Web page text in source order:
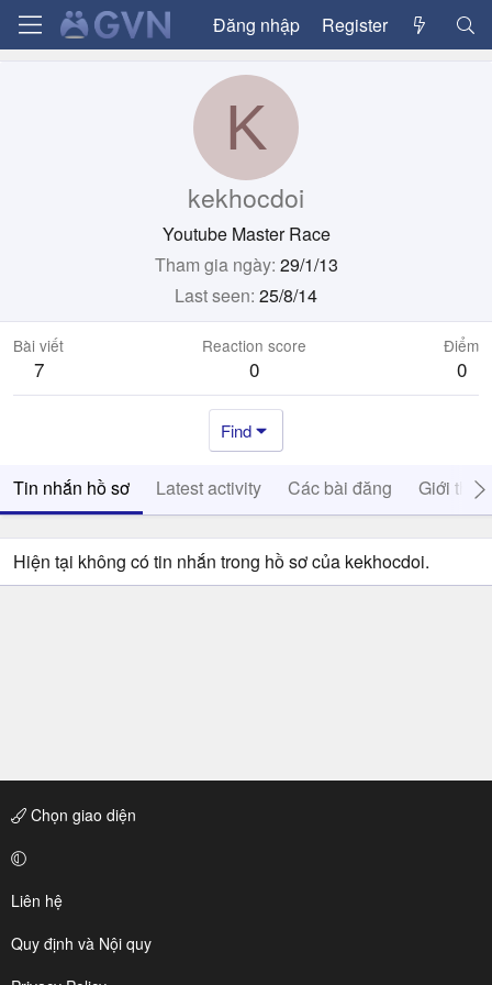
Đăng nhập Register
K
kekhocdoi
Youtube Master Race
Tham gia ngày 29/1/13
Last seen 25/8/14
Bài viết
7
Reaction score
0
Điểm
0
Find
Tin nhắn hồ sơ Latest activity Các bài đăng Giới thiệu
Hiện tại không có tin nhắn trong hồ sơ của kekhocdoi.
Chọn giao diện
Liên hệ
Quy định và Nội quy